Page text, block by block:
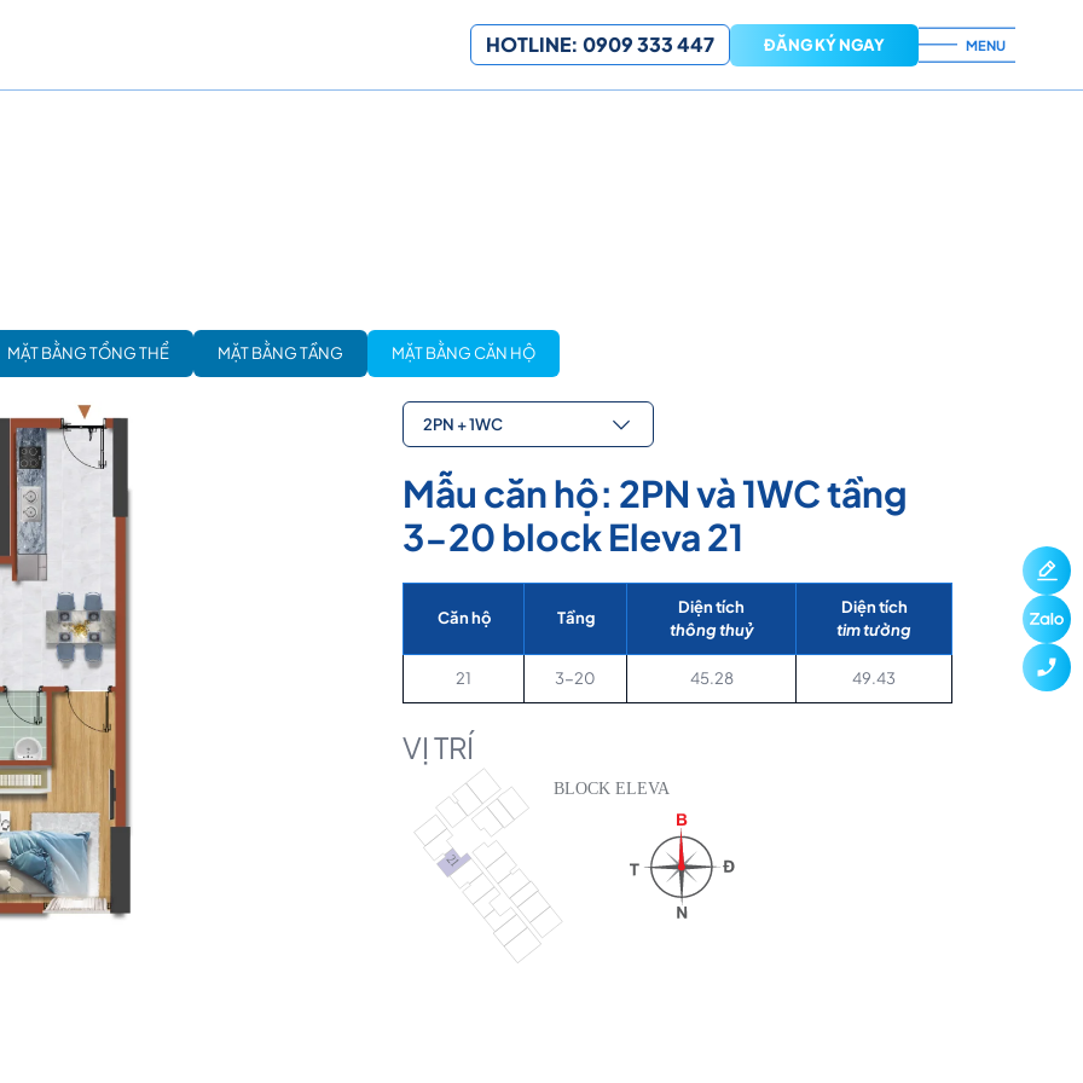
HOTLINE: 0909 333 447 ĐĂNG KÝ NGAY MENU
MẶT BẰNG TỔNG THỂ MẶT BẰNG TẦNG MẶT BẰNG CĂN HỘ
2PN + 1WC
Mẫu căn hộ: 2PN và 1WC tầng
3-20 block Eleva 21
Căn hộ Tầng
Diện tích
thông thuỷ
Diện tích
tim tường
21 3-20 45.28 49.43
VỊ TRÍ